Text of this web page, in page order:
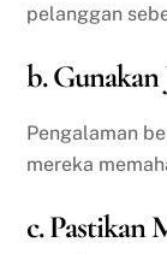
pelanggan
b. Gunakan
Pengalaman
mereka
c. Pastikan